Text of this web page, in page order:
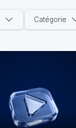
Catégorie